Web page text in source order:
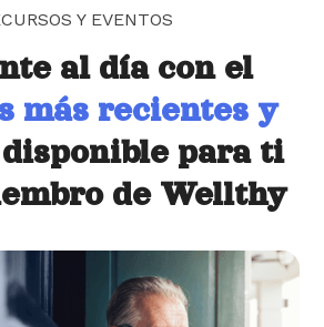
Y EVENTOS
al día con el
más recientes y
para ti
de Wellthy